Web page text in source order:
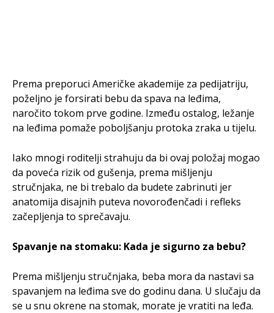
Prema preporuci Američke akademije za pedijatriju,
poželjno je forsirati bebu da spava na leđima,
naročito tokom prve godine. Između ostalog, ležanje
na leđima pomaže poboljšanju protoka zraka u tijelu.
Iako mnogi roditelji strahuju da bi ovaj položaj mogao
da poveća rizik od gušenja, prema mišljenju
stručnjaka, ne bi trebalo da budete zabrinuti jer
anatomija disajnih puteva novorođenčadi i refleks
začepljenja to sprečavaju.
Spavanje na stomaku: Kada je sigurno za bebu?
Prema mišljenju stručnjaka, beba mora da nastavi sa
spavanjem na leđima sve do godinu dana. U slučaju da
se u snu okrene na stomak, morate je vratiti na leđa.